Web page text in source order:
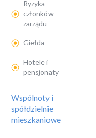
Ryzyka
członków
zarządu
Giełda
Hotele i
pensjonaty
Wspólnoty i
spółdzielnie
mieszkaniowe